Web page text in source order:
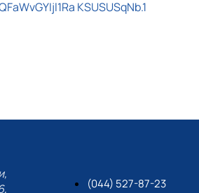
KSUSUSqNb.1
(044) 527-87-23